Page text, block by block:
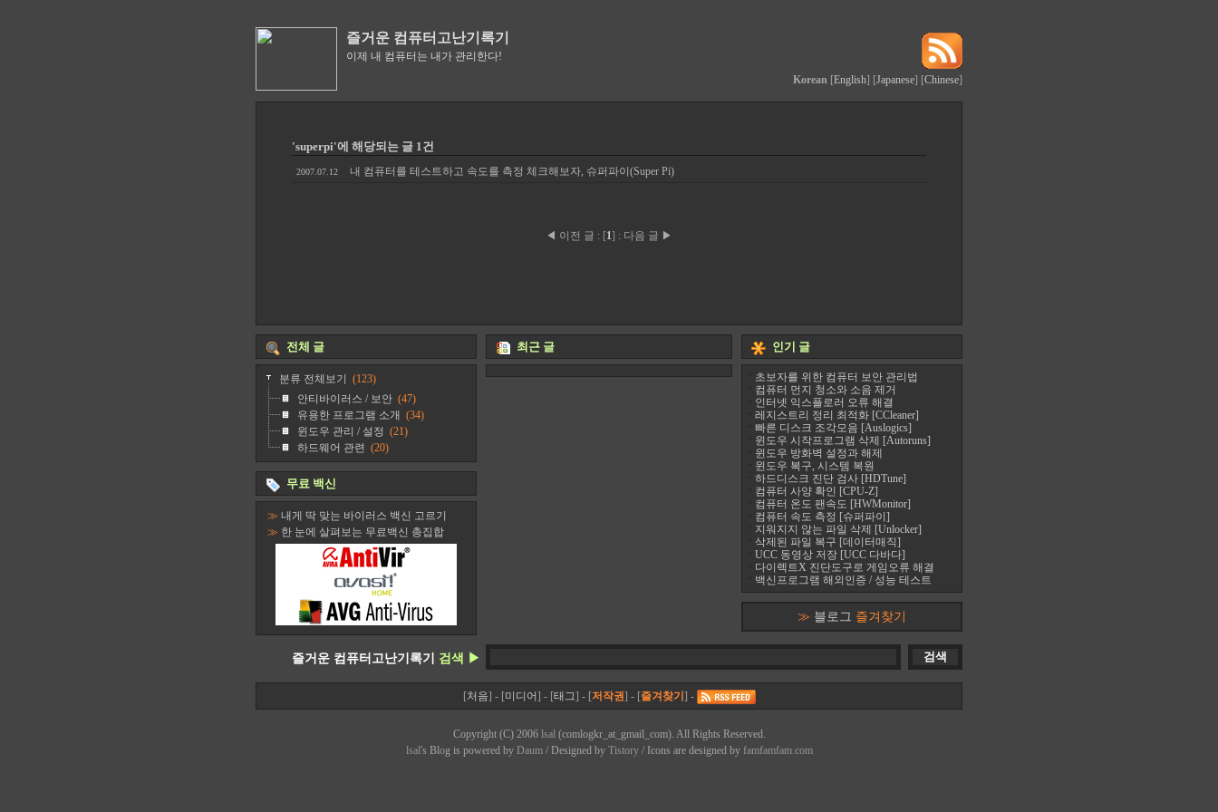
즐거운 컴퓨터고난기록기
이제 내 컴퓨터는 내가 관리한다!
Korean [English] [Japanese] [Chinese]
'superpi'에 해당되는 글 1건
2007.07.12 내 컴퓨터를 테스트하고 속도를 측정 체크해보자, 슈퍼파이(Super Pi)
◀ 이전 글 : [1] : 다음 글 ▶
전체 글
분류 전체보기
(123)
안티바이러스 / 보안 (47)
유용한 프로그램 소개 (34)
윈도우 관리 / 설정 (21)
하드웨어 관련 (20)
무료 백신
≫ 내게 딱 맞는 바이러스 백신 고르기
≫ 한 눈에 살펴보는 무료백신 총집합
최근 글 인기 글
초보자를 위한 컴퓨터 보안 관리법
컴퓨터 먼지 청소와 소음 제거
인터넷 익스플로러 오류 해결
레지스트리 정리 최적화 [CCleaner]
빠른 디스크 조각모음 [Auslogics]
윈도우 시작프로그램 삭제 [Autoruns]
윈도우 방화벽 설정과 해제
윈도우 복구, 시스템 복원
하드디스크 진단 검사 [HDTune]
컴퓨터 사양 확인 [CPU-Z]
컴퓨터 온도 팬속도 [HWMonitor]
컴퓨터 속도 측정 [슈퍼파이]
지워지지 않는 파일 삭제 [Unlocker]
삭제된 파일 복구 [데이터매직]
UCC 동영상 저장 [UCC 다바다]
다이렉트X 진단도구로 게임오류 해결
백신프로그램 해외인증 / 성능 테스트
≫ 블로그 즐겨찾기
즐거운 컴퓨터고난기록기 검색 ▶
[처음] - [미디어] - [태그] - [저작권] - [즐겨찾기 ] -
Copyright (C) 2006 lsal(comlogkr_at_gmail_com). All Rights Reserved.
lsal's Blog is powered by Daum/ Designed by Tistory/ Icons are designed by famfamfam.com